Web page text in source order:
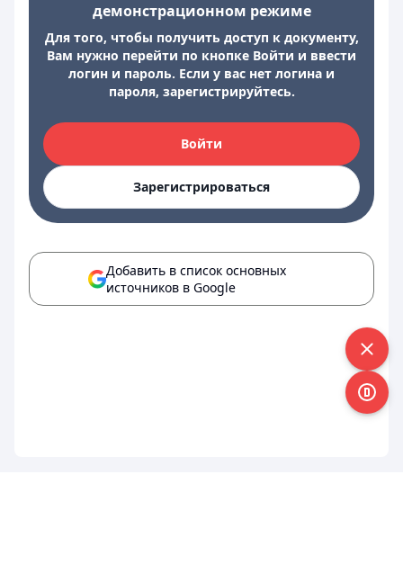
демонстрационном режиме
Для того, чтобы получить доступ к документу,
Вам нужно перейти по кнопке Войти и ввести
логин и пароль. Если у вас нет логина и
пароля, зарегистрируйтесь.
Войти
Зарегистрироваться
Добавить в список основных
источников в Google